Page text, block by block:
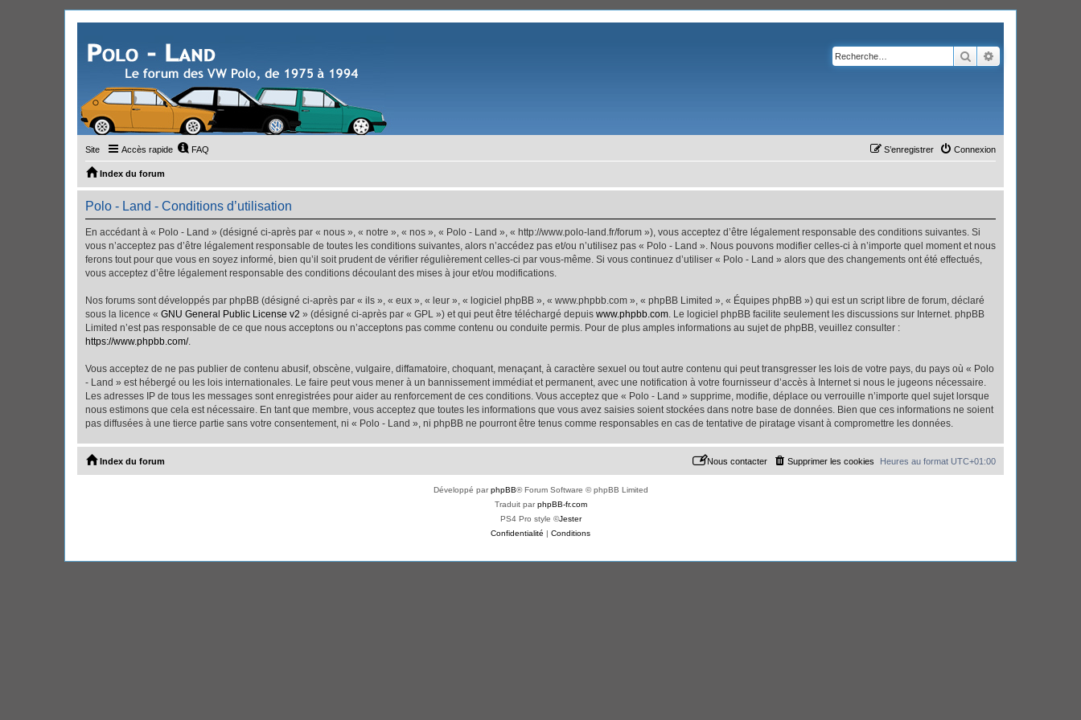
Rechercher
Site Accès rapide FAQ Connexion
S’enregistrer
Index du forum
Polo - Land - Conditions d’utilisation
En accédant à « Polo - Land » (désigné ci-après par « nous », « notre », « nos », « Polo - Land », « http://www.polo-land.fr/forum »), vous acceptez d’être légalement responsable des conditions suivantes. Si
vous n’acceptez pas d’être légalement responsable de toutes les conditions suivantes, alors n’accédez pas et/ou n’utilisez pas « Polo - Land ». Nous pouvons modifier celles-ci à n’importe quel moment et nous
ferons tout pour que vous en soyez informé, bien qu’il soit prudent de vérifier régulièrement celles-ci par vous-même. Si vous continuez d’utiliser « Polo - Land » alors que des changements ont été effectués,
vous acceptez d’être légalement responsable des conditions découlant des mises à jour et/ou modifications.
Nos forums sont développés par phpBB (désigné ci-après par « ils », « eux », « leur », « logiciel phpBB », « www.phpbb.com », « phpBB Limited », « Équipes phpBB ») qui est un script libre de forum, déclaré
sous la licence « GNU General Public License v2 » (désigné ci-après par « GPL ») et qui peut être téléchargé depuis www.phpbb.com. Le logiciel phpBB facilite seulement les discussions sur Internet. phpBB
Limited n’est pas responsable de ce que nous acceptons ou n’acceptons pas comme contenu ou conduite permis. Pour de plus amples informations au sujet de phpBB, veuillez consulter :
https://www.phpbb.com/.
Vous acceptez de ne pas publier de contenu abusif, obscène, vulgaire, diffamatoire, choquant, menaçant, à caractère sexuel ou tout autre contenu qui peut transgresser les lois de votre pays, du pays où « Polo
- Land » est hébergé ou les lois internationales. Le faire peut vous mener à un bannissement immédiat et permanent, avec une notification à votre fournisseur d’accès à Internet si nous le jugeons nécessaire.
Les adresses IP de tous les messages sont enregistrées pour aider au renforcement de ces conditions. Vous acceptez que « Polo - Land » supprime, modifie, déplace ou verrouille n’importe quel sujet lorsque
nous estimons que cela est nécessaire. En tant que membre, vous acceptez que toutes les informations que vous avez saisies soient stockées dans notre base de données. Bien que ces informations ne soient
pas diffusées à une tierce partie sans votre consentement, ni « Polo - Land », ni phpBB ne pourront être tenus comme responsables en cas de tentative de piratage visant à compromettre les données.
Index du forum Heures au format UTC+01:00
Supprimer les cookies
Nous contacter
Développé parphpBB® Forum Software © phpBB Limited
Traduit parphpBB-fr.com
PS4 Pro style ©Jester
Confidentialité | Conditions